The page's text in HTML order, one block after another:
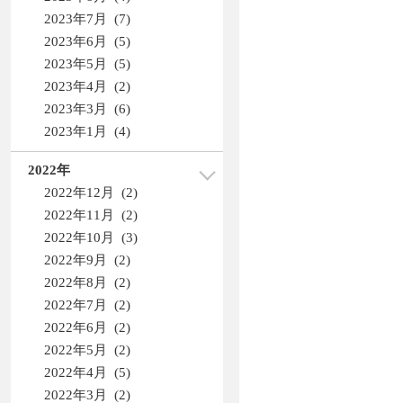
2023年7月 (7)
2023年6月 (5)
2023年5月 (5)
2023年4月 (2)
2023年3月 (6)
2023年1月 (4)
2022年
2022年12月 (2)
2022年11月 (2)
2022年10月 (3)
2022年9月 (2)
2022年8月 (2)
2022年7月 (2)
2022年6月 (2)
2022年5月 (2)
2022年4月 (5)
2022年3月 (2)